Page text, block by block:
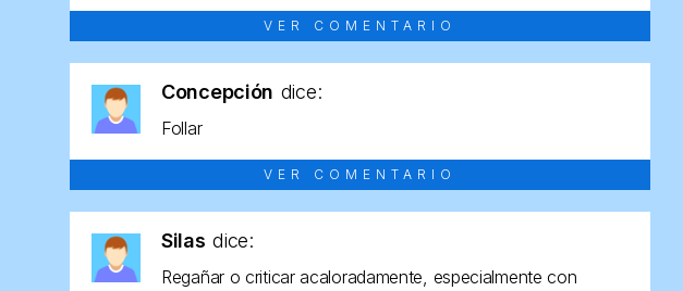
VER COMENTARIO
Concepción dice:
Follar
VER COMENTARIO
Silas dice:
Regañar o criticar acaloradamente, especialmente con